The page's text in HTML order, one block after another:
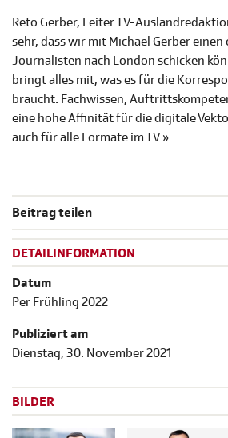
Reto Gerber, Leiter TV-
sehr, dass wir mit Michael Gerber
Journalisten nach London schicken
bringt alles mit, was es für die
braucht: Fachwissen,
eine hohe Affinität für die digitale
auch für alle Formate im TV.»
Beitrag teilen
DETAILINFORMATION
Datum
Per Frühling 2022
Publiziert am
Dienstag, 30. November 2021
BILDER